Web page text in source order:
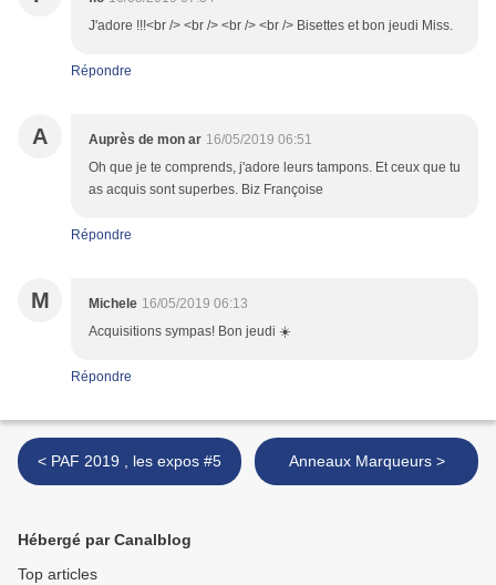
J'adore !!!<br /> <br /> <br /> <br /> Bisettes et bon jeudi Miss.
Répondre
A Auprès de mon ar 16/05/2019 06:51
Oh que je te comprends, j'adore leurs tampons. Et ceux que tu
as acquis sont superbes. Biz Françoise
Répondre
M Michele 16/05/2019 06:13
Acquisitions sympas! Bon jeudi ☀️
Répondre
< PAF 2019 , les expos #5 Anneaux Marqueurs >
Hébergé par Canalblog
Top articles